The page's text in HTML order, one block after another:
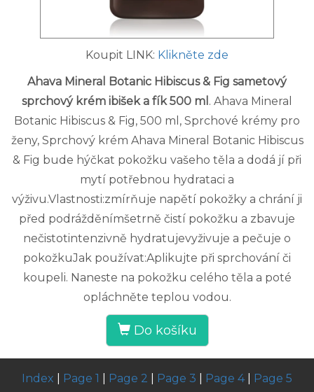
Koupit LINK: Klikněte zde
Ahava Mineral Botanic Hibiscus & Fig sametový
sprchový krém ibišek a fík 500 ml . Ahava Mineral
Botanic Hibiscus & Fig, 500 ml, Sprchové krémy pro
ženy, Sprchový krém Ahava Mineral Botanic Hibiscus
& Fig bude hýčkat pokožku vašeho těla a dodá jí při
mytí potřebnou hydrataci a
výživu.Vlastnosti:zmírňuje napětí pokožky a chrání ji
před podrážděnímšetrně čistí pokožku a zbavuje
nečistotintenzivně hydratujevyživuje a pečuje o
pokožkuJak používat:Aplikujte při sprchování či
koupeli. Naneste na pokožku celého těla a poté
opláchněte teplou vodou.
Do košíku
Index Page 1 Page 2 Page 3 Page 4| Page 5